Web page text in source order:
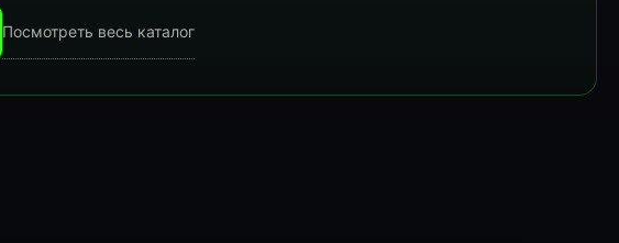
Посмотреть весь каталог